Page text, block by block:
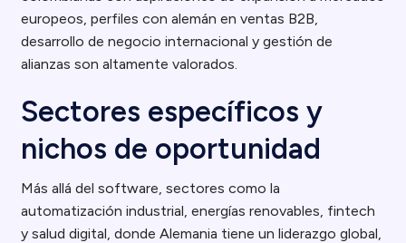
europeos, perfiles con alemán en ventas B2B,
desarrollo de negocio internacional y gestión de
alianzas son altamente valorados.
Sectores específicos y
nichos de oportunidad
Más allá del software, sectores como la
automatización industrial, energías renovables, fintech
y salud digital, donde Alemania tiene un liderazgo global,